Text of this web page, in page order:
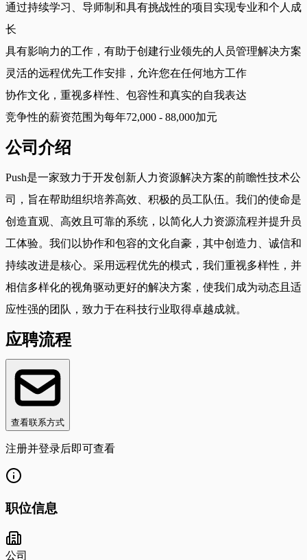
通过持续学习、导师制和具有挑战性的项目实现专业和个人成
长
具有影响力的工作，有助于创建行业领先的人员管理解决方案
灵活的远程优先工作安排，允许您在任何地方工作
协作文化，重视多样性、包容性和真实的自我表达
竞争性的薪资范围为每年72,000 - 88,000加元
公司介绍
Push是一家致力于开发创新人力资源解决方案的前瞻性技术公
司，旨在帮助组织培养高效、积极的员工队伍。我们的使命是
创造直观、高效且可靠的系统，以简化人力资源流程并提升员
工体验。我们以协作和包容的文化自豪，其中创造力、诚信和
持续改进是核心。采用远程优先的模式，我们重视多样性，并
相信多样化的视角驱动更好的解决方案，使我们成为动态且适
应性强的团队，致力于在科技行业取得卓越成就。
应聘流程
查看联系方式
注册并登录后即可查看
职位信息
公司